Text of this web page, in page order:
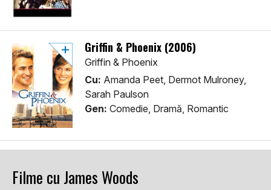
Griffin & Phoenix (2006)
Griffin & Phoenix
Cu: Amanda Peet, Dermot Mulroney,
Sarah Paulson
Gen: Comedie, Dramă, Romantic
Filme cu James Woods